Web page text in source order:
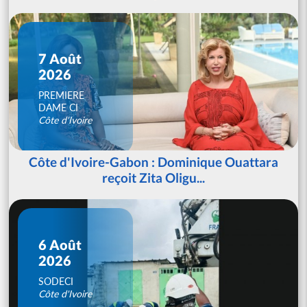
7 Août
2026
PREMIERE
DAME CI
Côte d'Ivoire
Côte d'Ivoire-Gabon : Dominique Ouattara
reçoit Zita Oligu...
6 Août
2026
SODECI
Côte d'Ivoire